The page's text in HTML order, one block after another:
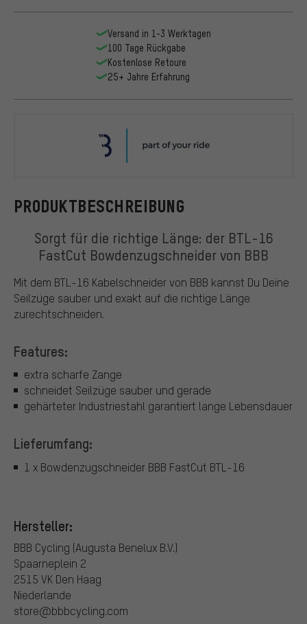
PRODUKTBESCHREIBUNG
Sorgt für die richtige Länge: der BTL-16
FastCut Bowdenzugschneider von BBB
Mit dem BTL-16 Kabelschneider von BBB kannst Du Deine
Seilzüge sauber und exakt auf die richtige Länge
zurechtschneiden.
Features:
extra scharfe Zange
schneidet Seilzüge sauber und gerade
gehärteter Industriestahl garantiert lange Lebensdauer
Lieferumfang:
1 x Bowdenzugschneider BBB FastCut BTL-16
Hersteller:
BBB Cycling (Augusta Benelux B.V.)
Spaarneplein 2
2515 VK Den Haag
Niederlande
store@bbbcycling.com
Versand in 1-3 Werktagen
100 Tage Rückgabe
Kostenlose Retoure
25+ Jahre Erfahrung